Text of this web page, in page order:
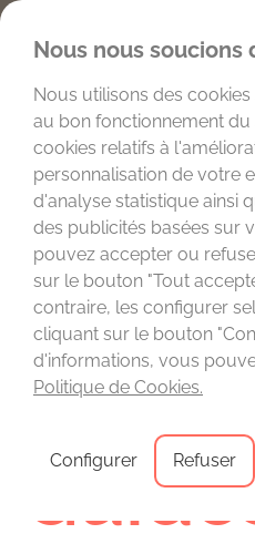
Nous nous
Nous utilisons des
au bon fonctionnement du
cookies relatifs à
personnalisation de votre
d'analyse statistique ainsi
des publicités basées sur
pouvez accepter ou
sur le bouton "Tout
contraire, les configurer
cliquant sur le bouton
d'informations, vous
Politique de Cookies.
Configurer Refuser